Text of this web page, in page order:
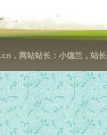
，网站站长：小德兰，